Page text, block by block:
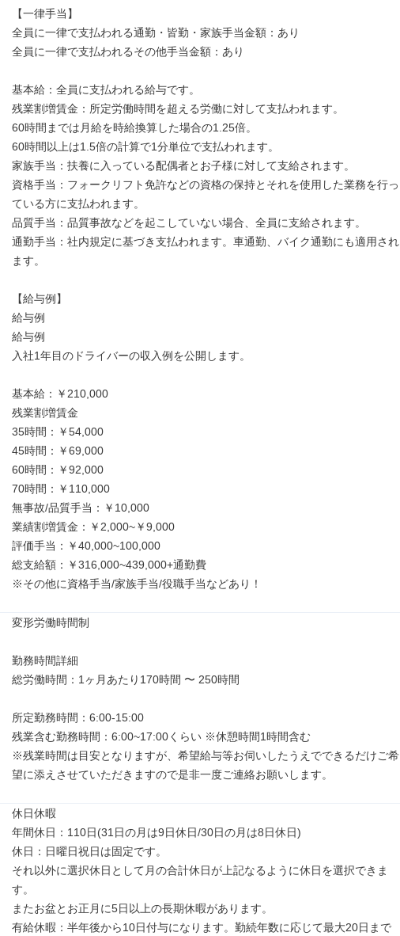
【一律手当】
全員に一律で支払われる通勤・皆勤・家族手当金額：あり
全員に一律で支払われるその他手当金額：あり
基本給：全員に支払われる給与です。
残業割増賃金：所定労働時間を超える労働に対して支払われます。
60時間までは月給を時給換算した場合の1.25倍。
60時間以上は1.5倍の計算で1分単位で支払われます。
家族手当：扶養に入っている配偶者とお子様に対して支給されます。
資格手当：フォークリフト免許などの資格の保持とそれを使用した業務を行っ
ている方に支払われます。
品質手当：品質事故などを起こしていない場合、全員に支給されます。
通勤手当：社内規定に基づき支払われます。車通勤、バイク通勤にも適用され
ます。
【給与例】
給与例
給与例
入社1年目のドライバーの収入例を公開します。
基本給：￥210,000
残業割増賃金
35時間：￥54,000
45時間：￥69,000
60時間：￥92,000
70時間：￥110,000
無事故/品質手当：￥10,000
業績割増賃金：￥2,000~￥9,000
評価手当：￥40,000~100,000
総支給額：￥316,000~439,000+通勤費
※その他に資格手当/家族手当/役職手当などあり！
変形労働時間制
勤務時間詳細
総労働時間：1ヶ月あたり170時間 〜 250時間
所定勤務時間：6:00-15:00
残業含む勤務時間：6:00~17:00くらい ※休憩時間1時間含む
※残業時間は目安となりますが、希望給与等お伺いしたうえでできるだけご希
望に添えさせていただきますので是非一度ご連絡お願いします。
休日休暇
年間休日：110日(31日の月は9日休日/30日の月は8日休日)
休日：日曜日祝日は固定です。
それ以外に選択休日として月の合計休日が上記なるように休日を選択できま
す。
またお盆とお正月に5日以上の長期休暇があります。
有給休暇：半年後から10日付与になります。勤続年数に応じて最大20日まで